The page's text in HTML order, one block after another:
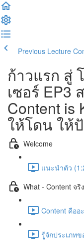
Previous Lecture
ก้าวแรก สู่
เซอร์ EP3
Content is
ให้โดน ให้
Welcome
แนะนำตัว
What - Content จริ
Content คืออ
รู้จักประเภทข